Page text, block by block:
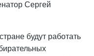
Сергей
будут работать